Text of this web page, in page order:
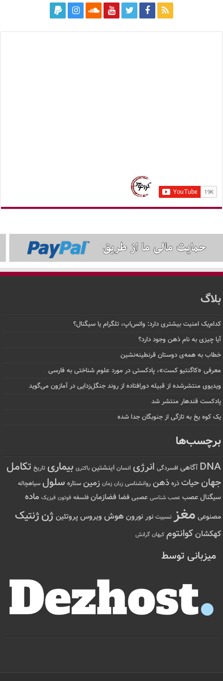
بلاگ
کدام‌یک امنیت بیشتری دارد: واتس‌اپ، تلگرام یا سیگنال؟
آیا چیزی به نام ذهن وجود دارد؟
خطاب به همه‌ی دوستان قرنطینه‌نشین
معرفی «کاگنتیو کست»، پادکستی در مورد علوم شناختی به فارسی
ویدیوی منتشرشده از قبیله دورافتاده‌ از روند جنگل‌زدایی در آمازون می‌گوید
پادکست قندهار منتشر شد
یک کوه یخ به تازگی از جنوبگان جدا شده
برچسب‌ها
DNA آگاهی افسردگی انرژی انسان اینشتین باکتری بیماری تاریخ تکامل
جهانحیات ذره ذهن روانشناسی زبان زمان زمین ستاره سلول سیاهچاله
سیگنال عصب عصب شناسی عصبی فضا فضازمان فلسفه فوتون فیزیک ماده
مصنوعی مغز نسبیت نور نورون هوش ویروس پروتئین ژنژنتیک
کهکشانکوانتوم کیهان گرانش
میزبانی توسط